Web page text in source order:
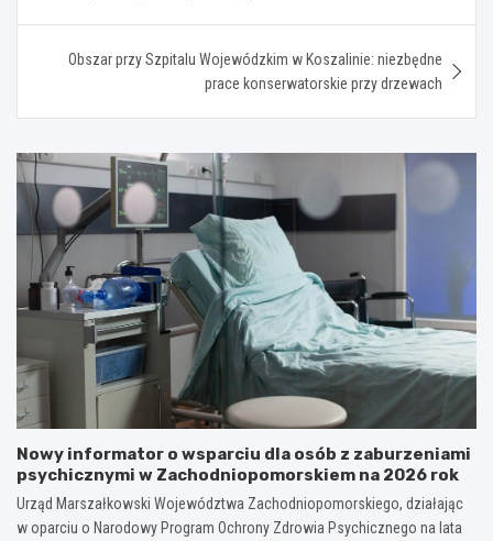
Obszar przy Szpitalu Wojewódzkim w Koszalinie: niezbędne
prace konserwatorskie przy drzewach
Nowy informator o wsparciu dla osób z zaburzeniami
psychicznymi w Zachodniopomorskiem na 2026 rok
Urząd Marszałkowski Województwa Zachodniopomorskiego, działając
w oparciu o Narodowy Program Ochrony Zdrowia Psychicznego na lata